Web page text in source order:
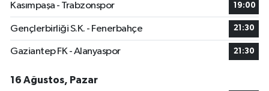
Kasımpaşa - Trabzonspor 19:00
Gençlerbirliği S.K. - Fenerbahçe 21:30
Gaziantep FK - Alanyaspor 21:30
16 Ağustos, Pazar